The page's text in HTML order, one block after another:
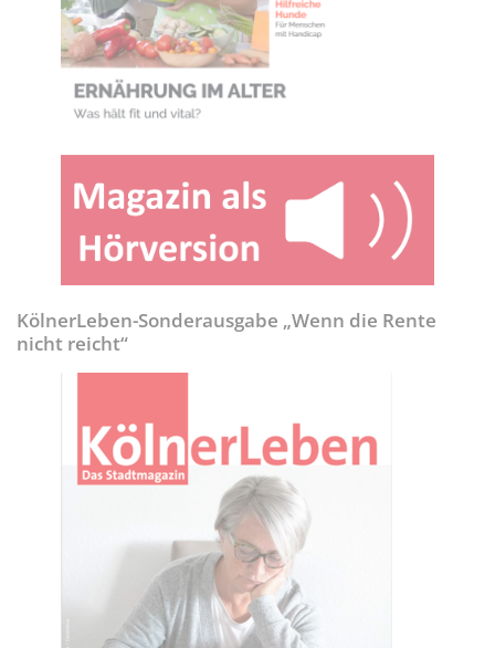
KölnerLeben-Sonderausgabe „Wenn die Rente
nicht reicht“